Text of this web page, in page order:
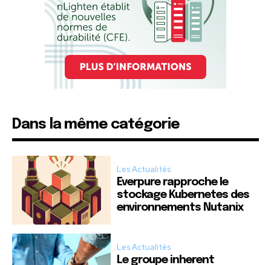
Dans la même catégorie
Les Actualités
Everpure rapproche le
stockage Kubernetes des
environnements Nutanix
Les Actualités
Le groupe inherent